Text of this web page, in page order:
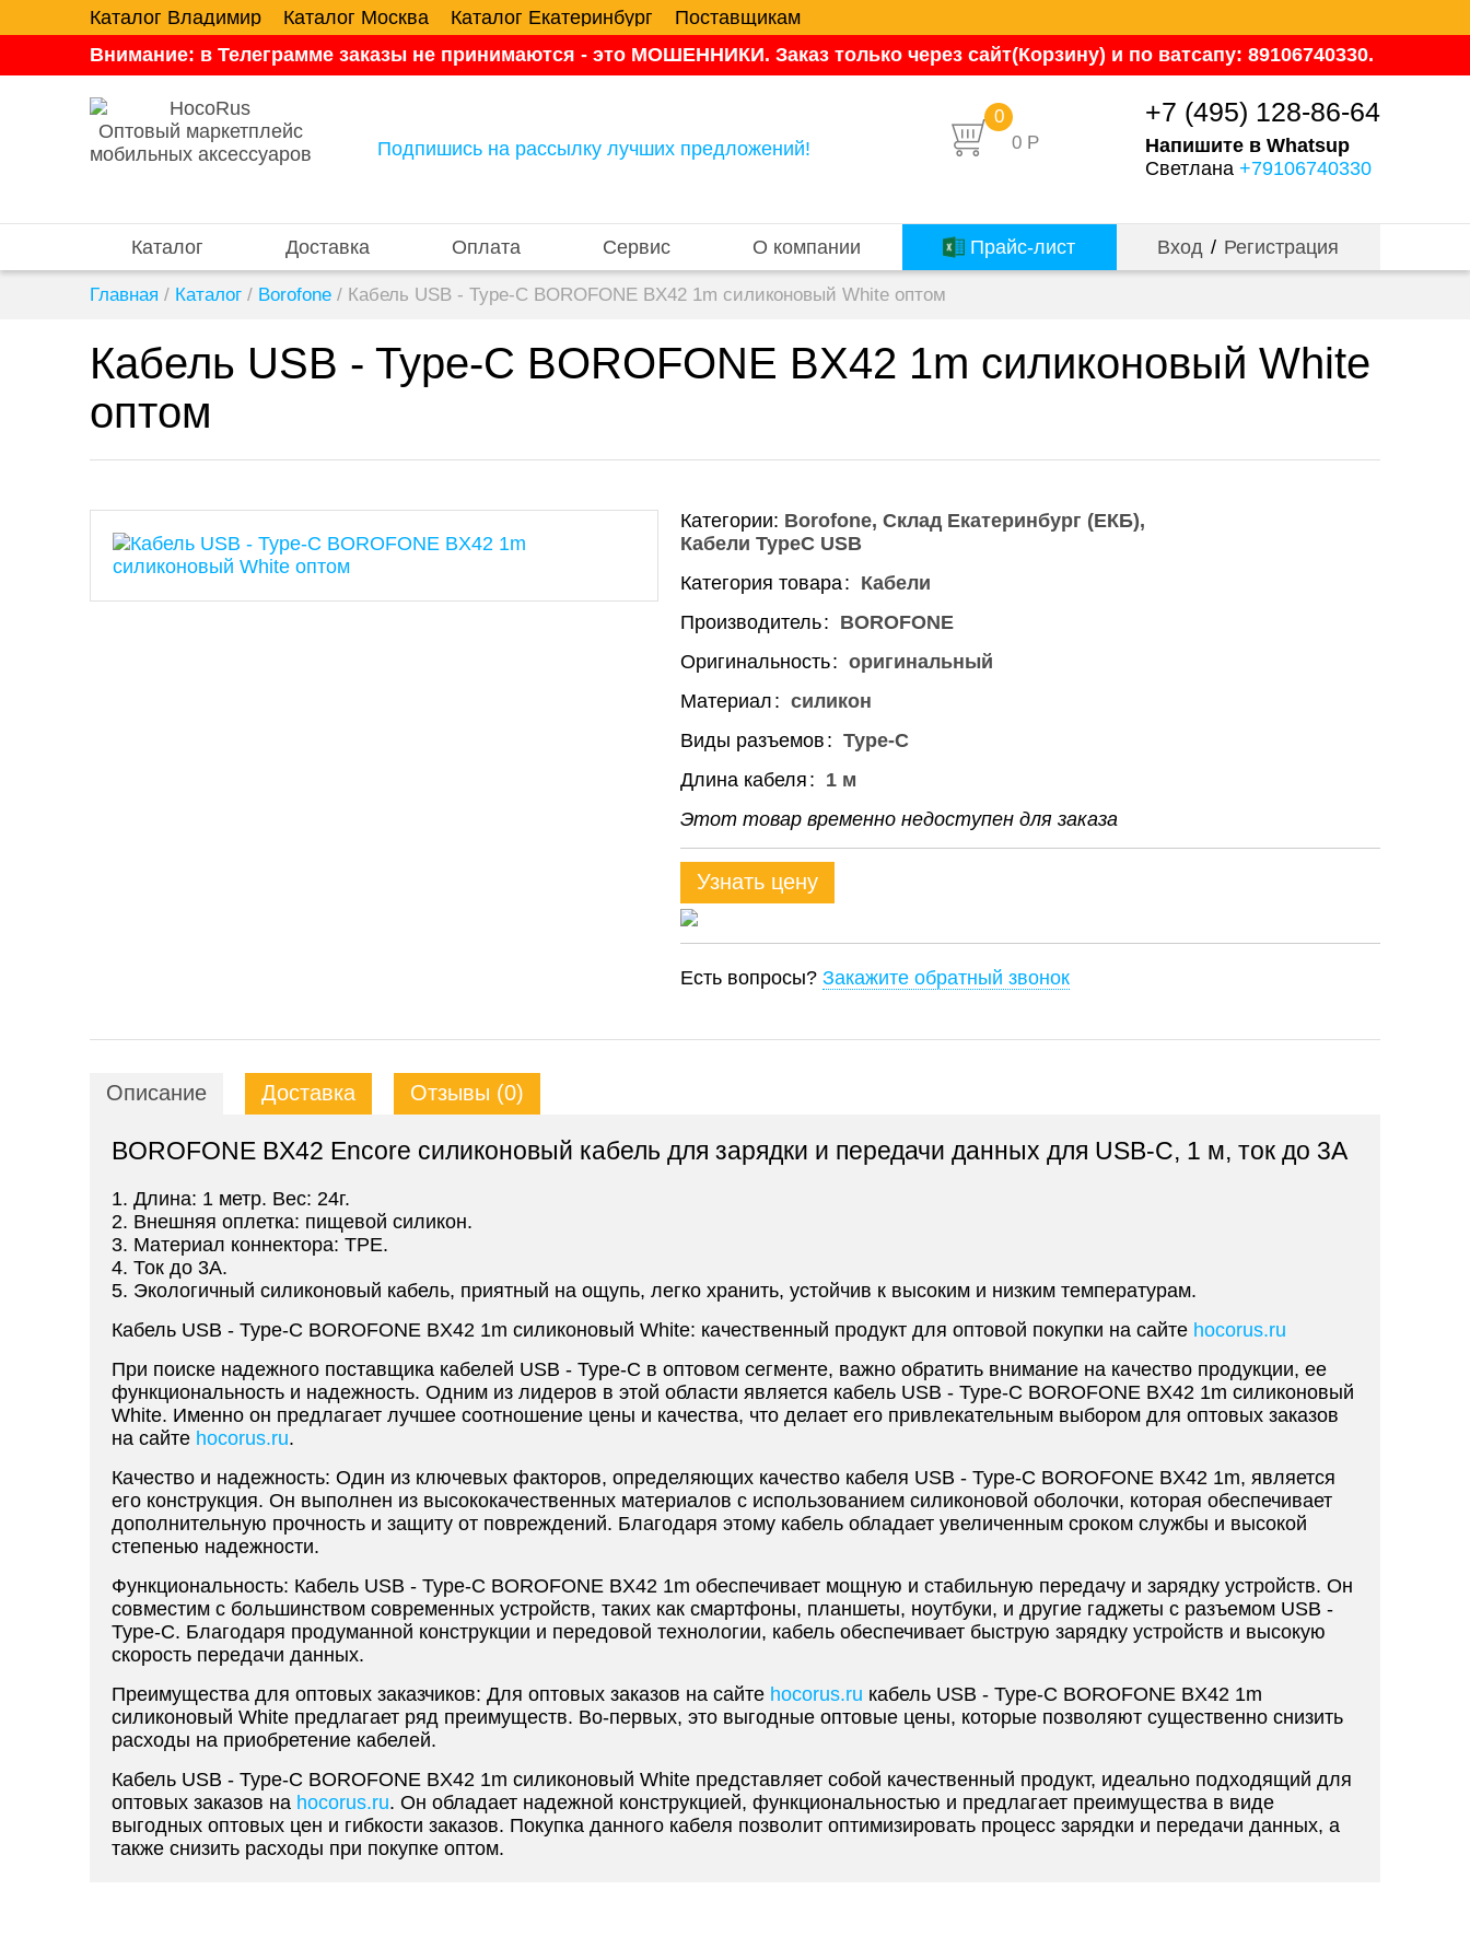
Каталог Владимир Каталог Москва Каталог Екатеринбург
Поставщикам
Внимание: в Телеграмме заказы не принимаются - это МОШЕННИКИ. Заказ только через сайт(Корзину) и по ватсапу: 89106740330.
Оптовый маркетплейс
мобильных аксессуаров
Подпишись на рассылку лучших предложений! 0 Р
0 +7 (495) 128-86-64
Напишите в Whatsup
Светлана +79106740330
Каталог Доставка Оплата Сервис О компании Прайс-лист Вход / Регистрация
Главная / Каталог / Borofone / Кабель USB - Type-C BOROFONE BX42 1m силиконовый White оптом
Кабель USB - Type-C BOROFONE BX42 1m силиконовый White
оптом
Категории: Borofone Склад Екатеринбург (ЕКБ)
Кабели TypeC USB
Категория товара
Кабели
Производитель
BOROFONE
Оригинальность оригинальный
Материал силикон
Виды разъемов Type-C
Длина кабеля
1 м
Этот товар временно недоступен для заказа
Узнать цену
Есть вопросы? Закажите обратный звонок
Описание Доставка Отзывы (0)
BOROFONE BX42 Encore силиконовый кабель для зарядки и передачи данных для USB-C, 1 м, ток до 3A
1. Длина: 1 метр. Вес: 24г.
2. Внешняя оплетка: пищевой силикон.
3. Материал коннектора: TPE.
4. Ток до 3A.
5. Экологичный силиконовый кабель, приятный на ощупь, легко хранить, устойчив к высоким и низким температурам.
Кабель USB - Type-C BOROFONE BX42 1m силиконовый White: качественный продукт для оптовой покупки на сайте hocorus.ru
При поиске надежного поставщика кабелей USB - Type-C в оптовом сегменте, важно обратить внимание на качество продукции, ее
функциональность и надежность. Одним из лидеров в этой области является кабель USB - Type-C BOROFONE BX42 1m силиконовый
White. Именно он предлагает лучшее соотношение цены и качества, что делает его привлекательным выбором для оптовых заказов
на сайте hocorus.ru.
Качество и надежность: Один из ключевых факторов, определяющих качество кабеля USB - Type-C BOROFONE BX42 1m, является
его конструкция. Он выполнен из высококачественных материалов с использованием силиконовой оболочки, которая обеспечивает
дополнительную прочность и защиту от повреждений. Благодаря этому кабель обладает увеличенным сроком службы и высокой
степенью надежности.
Функциональность: Кабель USB - Type-C BOROFONE BX42 1m обеспечивает мощную и стабильную передачу и зарядку устройств. Он
совместим с большинством современных устройств, таких как смартфоны, планшеты, ноутбуки, и другие гаджеты с разъемом USB -
Type-C. Благодаря продуманной конструкции и передовой технологии, кабель обеспечивает быструю зарядку устройств и высокую
скорость передачи данных.
Преимущества для оптовых заказчиков: Для оптовых заказов на сайте hocorus.ru кабель USB - Type-C BOROFONE BX42 1m
силиконовый White предлагает ряд преимуществ. Во-первых, это выгодные оптовые цены, которые позволяют существенно снизить
расходы на приобретение кабелей.
Кабель USB - Type-C BOROFONE BX42 1m силиконовый White представляет собой качественный продукт, идеально подходящий для
оптовых заказов на hocorus.ru. Он обладает надежной конструкцией, функциональностью и предлагает преимущества в виде
выгодных оптовых цен и гибкости заказов. Покупка данного кабеля позволит оптимизировать процесс зарядки и передачи данных, а
также снизить расходы при покупке оптом.